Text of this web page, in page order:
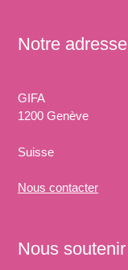
Notre adresse
GIFA
1200 Genève
Suisse
Nous contacter
Nous soutenir